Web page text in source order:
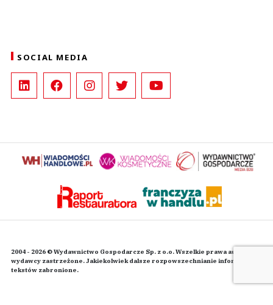
SOCIAL MEDIA
2004 - 2026 © Wydawnictwo Gospodarcze Sp. z o.o. Wszelkie prawa autorskie
wydawcy zastrzeżone. Jakiekolwiek dalsze rozpowszechnianie informacji i
tekstów zabronione.